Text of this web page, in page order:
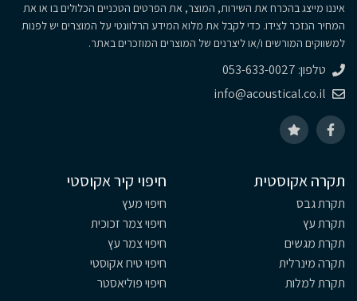
איננו מייצג בהכרח את השירות, המוצר, את הפרטים הטכניים הכלולים בו או את
המחיר הנזכר לצידו. כדי לקבל את מלוא המידע הרלוונטי על המוצרים יש לפנות
למשווקים המורשים ו/או ליצרנים של המוצרים המוזכרים באתר.
טלפון: 053-633-0027
info@acoustical.co.il
תקרה אקוסטית
תקרת גבס
תקרת עץ
תקרת מגשים
תקרה מינרלית
תקרת למלות
חיפוי קיר אקוסטי
חיפוי מעץ
חיפוי צמר זכוכית
חיפוי צמר עץ
חיפוי טיח אקוסטי
חיפוי פוליאסטר